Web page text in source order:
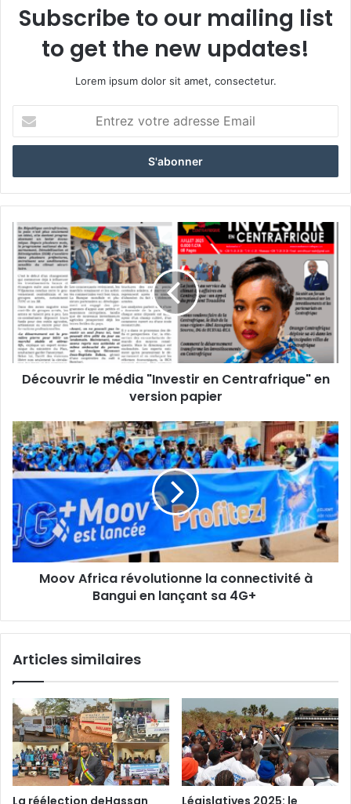
Subscribe to our mailing list
to get the new updates!
Lorem ipsum dolor sit amet, consectetur.
votre
adresse
Découvrir
le
média
"Investir
en
Centrafrique"
en
version
papier
Découvrir le média "Investir en Centrafrique" en
version papier
Moov
Africa
révolutionne
la
connectivité
à
Bangui
en
lançant
Moov Africa révolutionne la connectivité à
Bangui en lançant sa 4G+
Articles similaires